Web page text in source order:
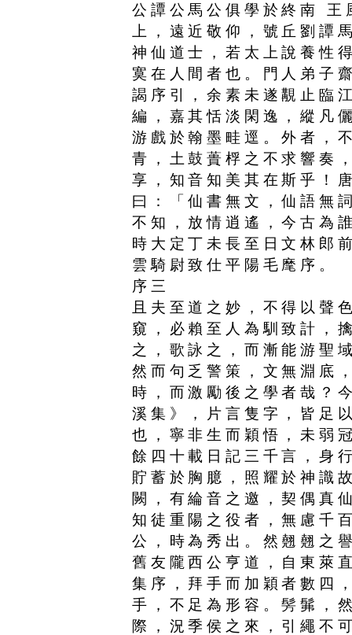
公譚公馬公俱學於終南 王
上，遠近敬仰，號丘劉譚
神仙道士，若太上說養性
寞在人間者也。門人弟子
謁序引，余素未遂覯止臨
編，嘉其恬淡閑逸，縱凡
游戲於翰墨畦逕。外者，
青，土鼓蕢桴之不求響奏
享，知音知美其在斯乎！
曰：「仙書無文，仙語無
不知，放情逍遙，今古為
時大定丁未長至日文林郎
雲騎尉致仕平陽毛麾序。
序三
且夫至道之妙，不得以聲
窺，必賴至人為馴致計，
之，歌詠之，而漸能游聖
然而句乏警策，文無淵底
時，而激勵後之學者哉？
溪集》，片言隻字，皆足
也，寧非生而穎悟，未弱
餘四十載日記三千言，身
貯蓄於胸臆，照耀於神識
闕，有綸音之邀，契偶真
知徒重陽之役者，無慮千
公，時為秀出。然翹翹之
舊友隴西公亨道，自東萊
集序，拜手而加穎者數四
手，不足為形容。髣髴，
際，況季侯之來，引繩不